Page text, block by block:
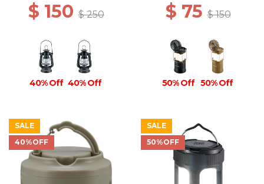
$ 150$ 250
40% Off 40% Off
$ 75$ 150
50% Off 50% Off
SALE
40%OFF
SALE
50%OFF